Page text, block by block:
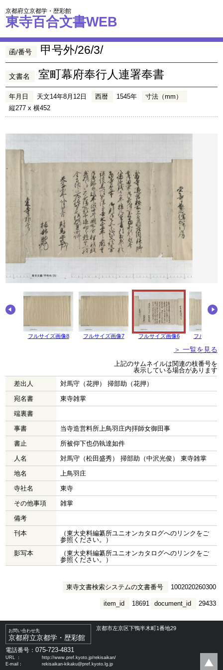
京都府立京都学・歴彩館
東寺百合文書WEB
函/番号 甲号外/26/3/
文書名 室町幕府奉行人連署奉書
年月日 天文14年8月12日 西暦 1545年
寸法（mm）
縦277 x 横452
フルサイズ画像8 フルサイズ画像7 フルサイズ画像6 フルサイズ
＞ 一覧を見る
上記のサムネイルは関連の枝番号を
表示している場合があります
差出人
対馬守（花押） 掃部助（花押）
宛名書
東寺雑掌
端裏書
事書
当寺造営料所上鳥羽庄内拝師女御田事
書止
所被仰下也仍執達如件
人名
対馬守（松田盛秀） 掃部助（中沢光俊） 東寺雑掌
地名
上鳥羽庄
寺社名
東寺
その他事項
雑掌
備考
刊本
（東大史料編纂所ユニオンカタログへのリンクをご
参照ください。）
影写本
（東大史料編纂所ユニオンカタログへのリンクをご
参照ください。）
東寺文書検索システムの文書番号 1002020260300
document_id 29433
item_id 18691
お問い合わせ先
京都府立京都学・歴彩館
京都市左京区下鴨半木町1番地29
電話番号：075-723-4831
URL ：
http://www.pref.kyoto.jp/rekisaikan/
E-mail：
rekisaikan-kikaku@pref.kyoto.lg.jp